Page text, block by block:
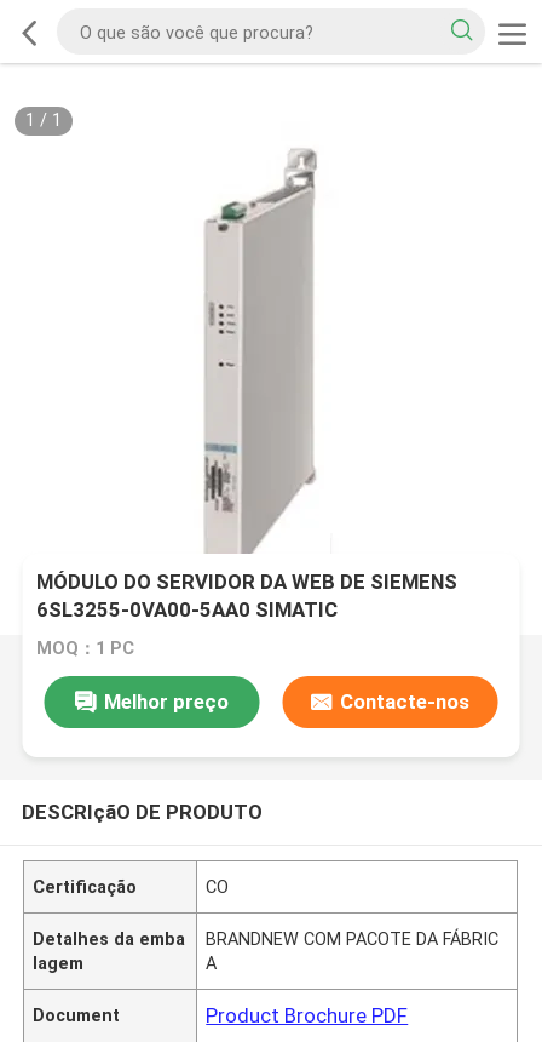
1 / 1
MÓDULO DO SERVIDOR DA WEB DE SIEMENS
6SL3255-0VA00-5AA0 SIMATIC
MOQ：1 PC
Melhor preço Contacte-nos
DESCRIçãO DE PRODUTO
Certificação CO
Detalhes da emba
lagem
BRANDNEW COM PACOTE DA FÁBRIC
A
Document Product Brochure PDF